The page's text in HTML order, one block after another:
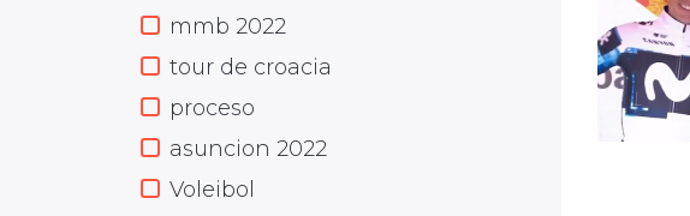
mmb 2022
tour de croacia
proceso
asuncion 2022
Voleibol